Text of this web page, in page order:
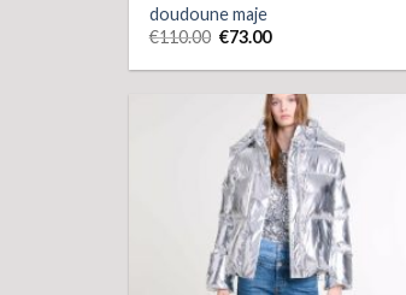
doudoune maje
€110.00 €73.00